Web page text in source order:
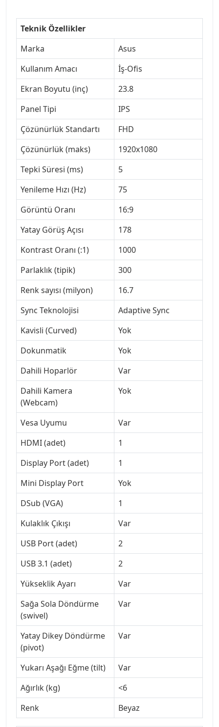
Teknik Özellikler
Marka
Asus
Kullanım Amacı
İş-Ofis
Ekran Boyutu (inç)
23.8
Panel Tipi
IPS
Çözünürlük Standartı
FHD
Çözünürlük (maks)
1920x1080
Tepki Süresi (ms)
5
Yenileme Hızı (Hz)
75
Görüntü Oranı
16:9
Yatay Görüş Açısı
178
Kontrast Oranı (:1)
1000
Parlaklık (tipik)
300
Renk sayısı (milyon)
16.7
Sync Teknolojisi
Adaptive Sync
Kavisli (Curved)
Yok
Dokunmatik
Yok
Dahili Hoparlör
Var
Dahili Kamera
(Webcam)
Yok
Vesa Uyumu
Var
HDMI (adet)
1
Display Port (adet)
1
Mini Display Port
Yok
DSub (VGA)
1
Kulaklık Çıkışı
Var
USB Port (adet)
2
USB 3.1 (adet)
2
Yükseklik Ayarı
Var
Sağa Sola Döndürme
(swivel)
Var
Yatay Dikey Döndürme
(pivot)
Var
Yukarı Aşağı Eğme (tilt)
Var
Ağırlık (kg)
<6
Renk
Beyaz